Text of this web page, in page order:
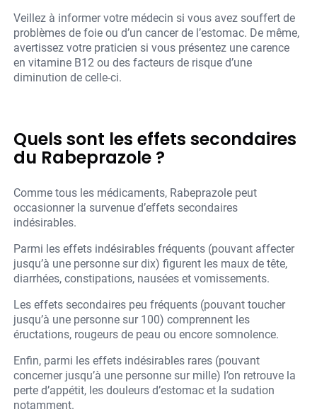
Veillez à informer votre médecin si vous avez souffert de
problèmes de foie ou d’un cancer de l’estomac. De même,
avertissez votre praticien si vous présentez une carence
en vitamine B12 ou des facteurs de risque d’une
diminution de celle-ci.
Quels sont les effets secondaires
du Rabeprazole ?
Comme tous les médicaments, Rabeprazole peut
occasionner la survenue d’effets secondaires
indésirables.
Parmi les effets indésirables fréquents (pouvant affecter
jusqu’à une personne sur dix) figurent les maux de tête,
diarrhées, constipations, nausées et vomissements.
Les effets secondaires peu fréquents (pouvant toucher
jusqu’à une personne sur 100) comprennent les
éructations, rougeurs de peau ou encore somnolence.
Enfin, parmi les effets indésirables rares (pouvant
concerner jusqu’à une personne sur mille) l’on retrouve la
perte d’appétit, les douleurs d’estomac et la sudation
notamment.